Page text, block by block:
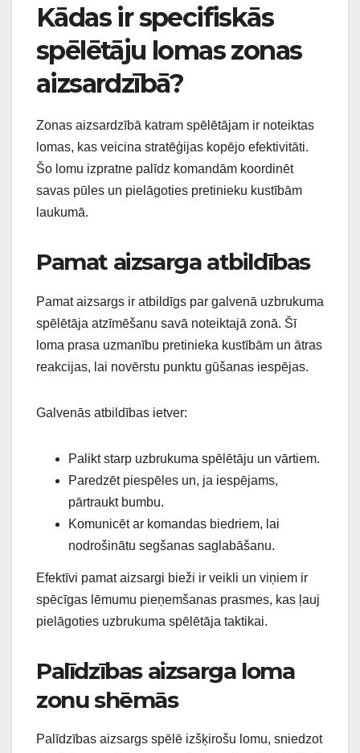
Kādas ir specifiskās
spēlētāju lomas zonas
aizsardzībā?
Zonas aizsardzībā katram spēlētājam ir noteiktas
lomas, kas veicina stratēģijas kopējo efektivitāti.
Šo lomu izpratne palīdz komandām koordinēt
savas pūles un pielāgoties pretinieku kustībām
laukumā.
Pamat aizsarga atbildības
Pamat aizsargs ir atbildīgs par galvenā uzbrukuma
spēlētāja atzīmēšanu savā noteiktajā zonā. Šī
loma prasa uzmanību pretinieka kustībām un ātras
reakcijas, lai novērstu punktu gūšanas iespējas.
Galvenās atbildības ietver:
Palikt starp uzbrukuma spēlētāju un vārtiem.
Paredzēt piespēles un, ja iespējams,
pārtraukt bumbu.
Komunicēt ar komandas biedriem, lai
nodrošinātu segšanas saglabāšanu.
Efektīvi pamat aizsargi bieži ir veikli un viņiem ir
spēcīgas lēmumu pieņemšanas prasmes, kas ļauj
pielāgoties uzbrukuma spēlētāja taktikai.
Palīdzības aizsarga loma
zonu shēmās
Palīdzības aizsargs spēlē izšķirošu lomu, sniedzot